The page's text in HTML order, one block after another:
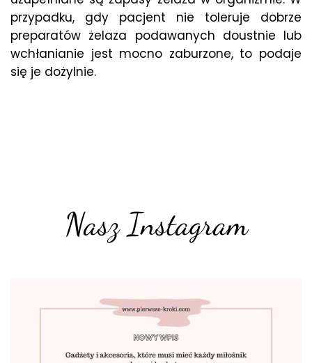
przypadku, gdy pacjent nie toleruje dobrze
preparatów żelaza podawanych doustnie lub
wchłanianie jest mocno zaburzone, to podaje
się je dożylnie.
Nasz Instagram